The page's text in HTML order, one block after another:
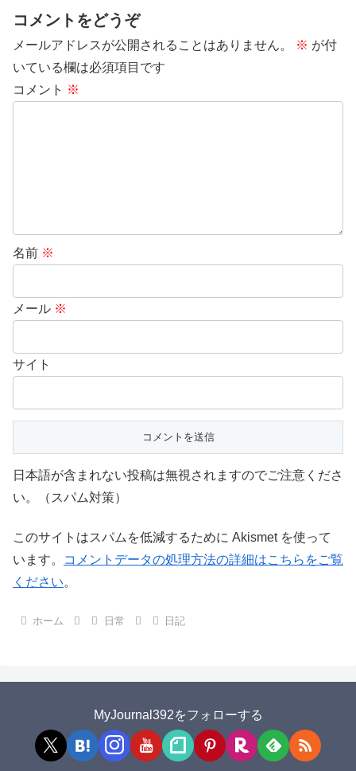
コメントをどうぞ
メールアドレスが公開されることはありません。 ※ が付
いている欄は必須項目です
コメント ※
名前 ※
メール ※
サイト
日本語が含まれない投稿は無視されますのでご注意くださ
い。（スパム対策）
このサイトはスパムを低減するために Akismet を使って
います。
コメントデータの処理方法の詳細はこちらをご覧
ください。
ホーム 日常 日記
MyJournal392をフォローする